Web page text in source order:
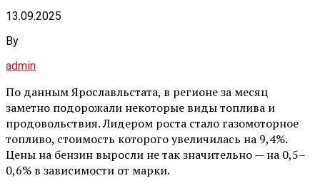
13.09.2025
By
admin
По данным Ярославльстата, в регионе за месяц
заметно подорожали некоторые виды топлива и
продовольствия. Лидером роста стало газомоторное
топливо, стоимость которого увеличилась на 9,4%.
Цены на бензин выросли не так значительно — на 0,5–
0,6% в зависимости от марки.